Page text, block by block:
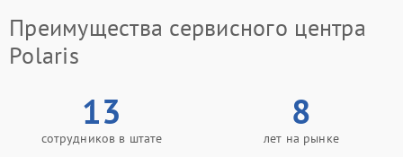
Преимущества сервисного центра
Polaris
13
сотрудников в штате
8
лет на рынке